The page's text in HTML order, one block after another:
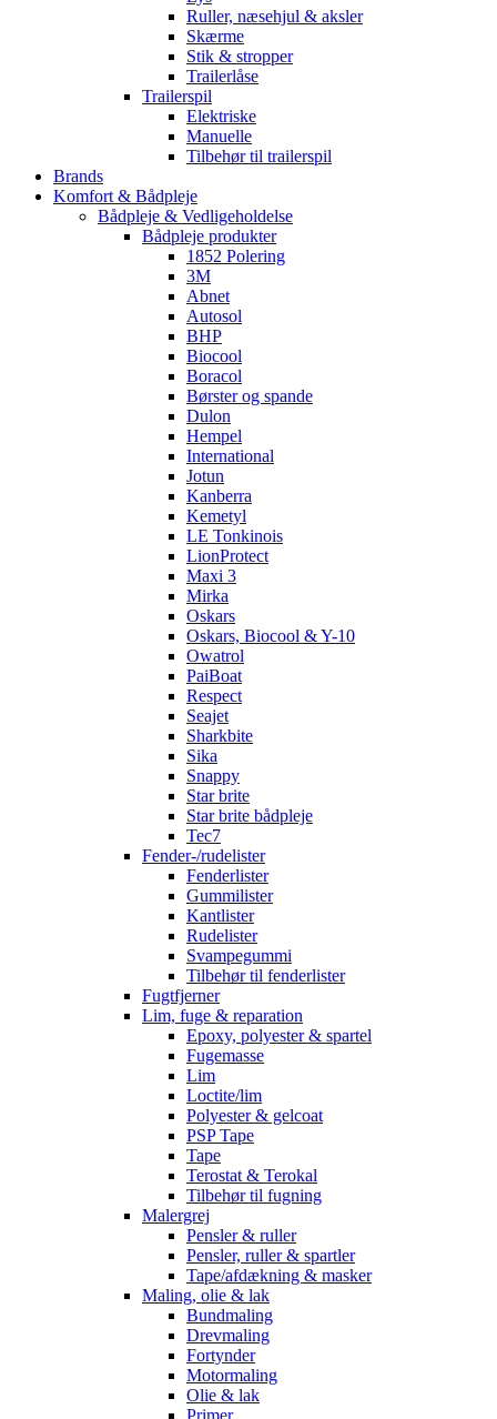
Ruller, næsehjul & aksler
Skærme
Stik & stropper
Trailerlåse
Trailerspil
Elektriske
Manuelle
Tilbehør til trailerspil
Brands
Komfort & Bådpleje
Bådpleje & Vedligeholdelse
Bådpleje produkter
1852 Polering
3M
Abnet
Autosol
BHP
Biocool
Boracol
Børster og spande
Dulon
Hempel
International
Jotun
Kanberra
Kemetyl
LE Tonkinois
LionProtect
Maxi 3
Mirka
Oskars
Oskars, Biocool & Y-10
Owatrol
PaiBoat
Respect
Seajet
Sharkbite
Sika
Snappy
Star brite
Star brite bådpleje
Tec7
Fender-/rudelister
Fenderlister
Gummilister
Kantlister
Rudelister
Svampegummi
Tilbehør til fenderlister
Fugtfjerner
Lim, fuge & reparation
Epoxy, polyester & spartel
Fugemasse
Lim
Loctite/lim
Polyester & gelcoat
PSP Tape
Tape
Terostat & Terokal
Tilbehør til fugning
Malergrej
Pensler & ruller
Pensler, ruller & spartler
Tape/afdækning & masker
Maling, olie & lak
Bundmaling
Drevmaling
Fortynder
Motormaling
Olie & lak